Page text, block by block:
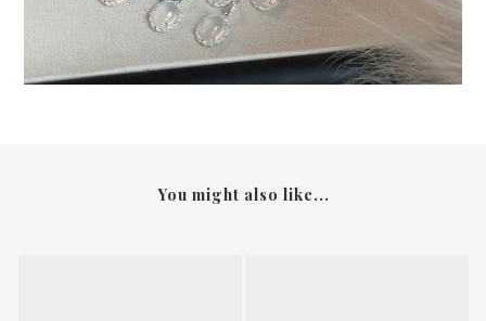
You might also like...